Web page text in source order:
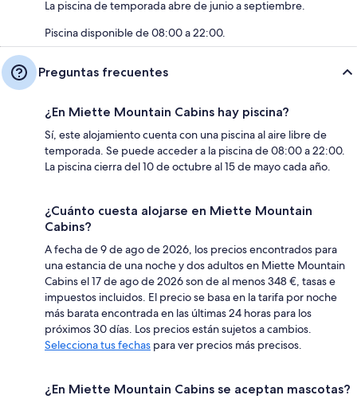
La piscina de temporada abre de junio a septiembre.
Piscina disponible de 08:00 a 22:00.
Preguntas frecuentes
¿En Miette Mountain Cabins hay piscina?
Sí, este alojamiento cuenta con una piscina al aire libre de
temporada. Se puede acceder a la piscina de 08:00 a 22:00.
La piscina cierra del 10 de octubre al 15 de mayo cada año.
¿Cuánto cuesta alojarse en Miette Mountain
Cabins?
A fecha de 9 de ago de 2026, los precios encontrados para
una estancia de una noche y dos adultos en Miette Mountain
Cabins el 17 de ago de 2026 son de al menos 348 €, tasas e
impuestos incluidos. El precio se basa en la tarifa por noche
más barata encontrada en las últimas 24 horas para los
próximos 30 días. Los precios están sujetos a cambios.
Selecciona tus fechas para ver precios más precisos.
¿En Miette Mountain Cabins se aceptan mascotas?